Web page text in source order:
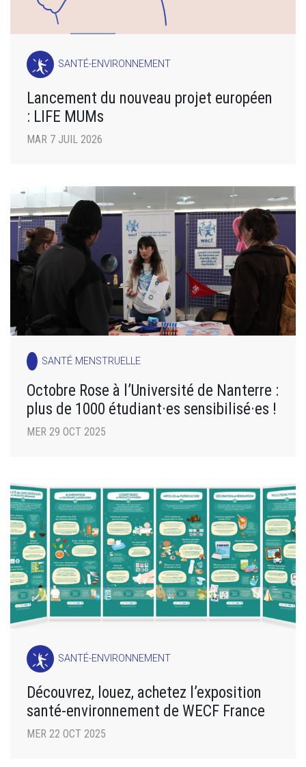
SANTÉ-ENVIRONNEMENT
Lancement du nouveau projet européen
: LIFE MUMs
MAR 7 JUIL 2026
SANTÉ MENSTRUELLE
Octobre Rose à l’Université de Nanterre :
plus de 1000 étudiant·es sensibilisé·es !
MER 29 OCT 2025
SANTÉ-ENVIRONNEMENT
Découvrez, louez, achetez l’exposition
santé-environnement de WECF France
MER 22 OCT 2025